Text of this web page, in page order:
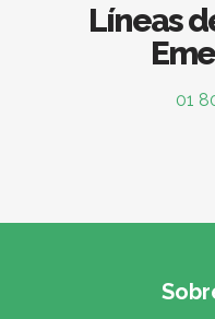
Líneas
01